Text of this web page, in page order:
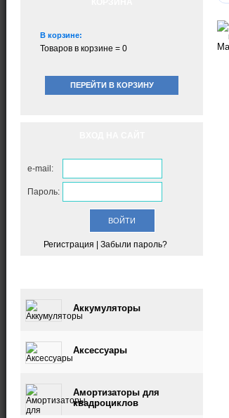
В корзине:
Товаров в корзине = 0
ПЕРЕЙТИ В КОРЗИНУ
e-mail:
Пароль:
Регистрация Забыли пароль?
Аккумуляторы
Аксессуары
Амортизаторы для
квадроциклов